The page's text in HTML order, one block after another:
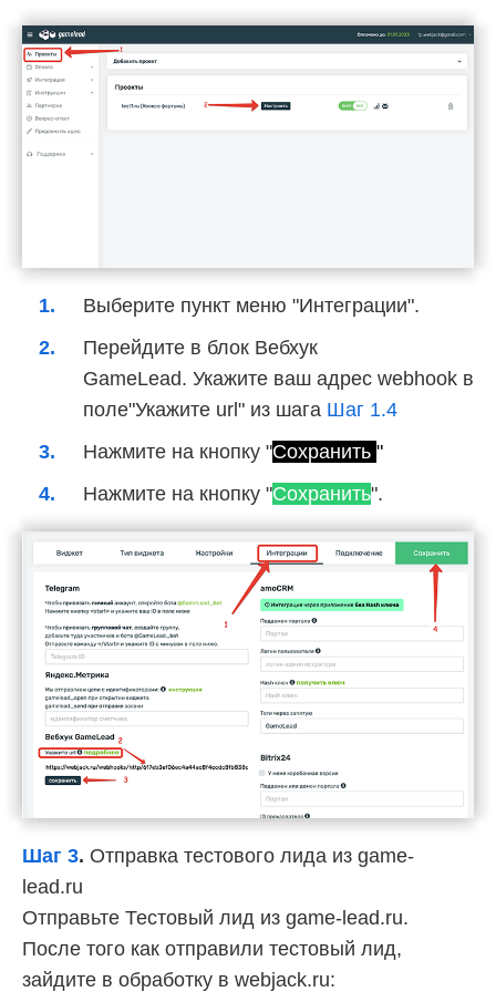
Выберите пункт меню "Интеграции".
Перейдите в блок Вебхук
GameLead. Укажите ваш адрес webhook в
поле"Укажите url" из шага Шаг 1.4
Нажмите на кнопку "Сохранить "
Нажмите на кнопку "Сохранить".
Шаг 3. Отправка тестового лида из game-
lead.ru
Отправьте Тестовый лид из game-lead.ru.
После того как отправили тестовый лид,
зайдите в обработку в webjack.ru: